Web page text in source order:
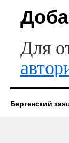
Для
Бергенский